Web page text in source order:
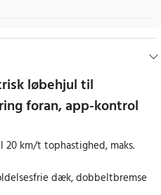
løbehjul til
foran, app-kontrol
km/t tophastighed, maks.
dæk, dobbeltbremse